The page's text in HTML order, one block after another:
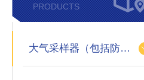
PRODUCTS
大气采样器（包括防爆）